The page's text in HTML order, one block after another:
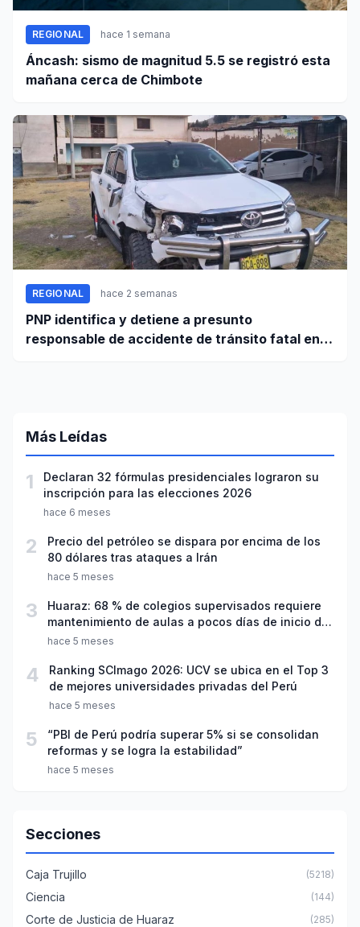
REGIONAL hace 1 semana
Áncash: sismo de magnitud 5.5 se registró esta
mañana cerca de Chimbote
REGIONAL hace 2 semanas
PNP identifica y detiene a presunto
responsable de accidente de tránsito fatal en
Más Leídas
1
Declaran 32 fórmulas presidenciales lograron su
inscripción para las elecciones 2026
hace 6 meses
2
Precio del petróleo se dispara por encima de los
80 dólares tras ataques a Irán
hace 5 meses
3
Huaraz: 68 % de colegios supervisados requiere
mantenimiento de aulas a pocos días de inicio del
año escolar 2026
hace 5 meses
4
Ranking SCImago 2026: UCV se ubica en el Top 3
de mejores universidades privadas del Perú
hace 5 meses
5
“PBI de Perú podría superar 5% si se consolidan
reformas y se logra la estabilidad”
hace 5 meses
Secciones
Caja Trujillo (5218)
Ciencia (144)
Corte de Justicia de Huaraz (285)